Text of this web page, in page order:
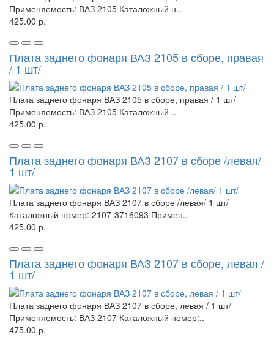
Применяемость: ВАЗ 2105 Каталожный н..
425.00 р.
Плата заднего фонаря ВАЗ 2105 в сборе, правая
/ 1 шт/
Плата заднего фонаря ВАЗ 2105 в сборе, правая / 1 шт/
Применяемость: ВАЗ 2105 Каталожный ..
425.00 р.
Плата заднего фонаря ВАЗ 2107 в сборе /левая/
1 шт/
Плата заднего фонаря ВАЗ 2107 в сборе /левая/ 1 шт/
Каталожный номер: 2107-3716093 Примен..
425.00 р.
Плата заднего фонаря ВАЗ 2107 в сборе, левая /
1 шт/
Плата заднего фонаря ВАЗ 2107 в сборе, левая / 1 шт/
Применяемость: ВАЗ 2107 Каталожный номер:..
475.00 р.